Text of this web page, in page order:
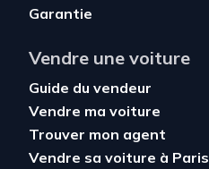
Garantie
Vendre une voiture
Guide du vendeur
Vendre ma voiture
Trouver mon agent
Vendre sa voiture à Paris